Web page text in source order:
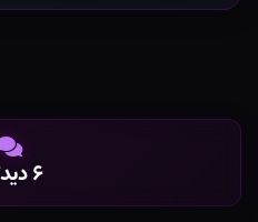
۶ دیدگاه